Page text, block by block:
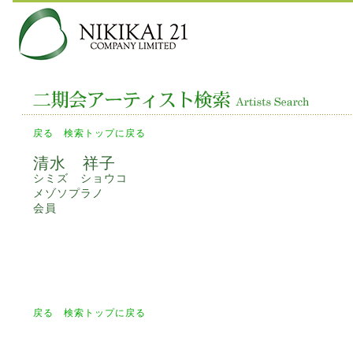
戻る 検索トップに戻る
清水 祥子
シミズ ショウコ
メゾソプラノ
会員
戻る 検索トップに戻る